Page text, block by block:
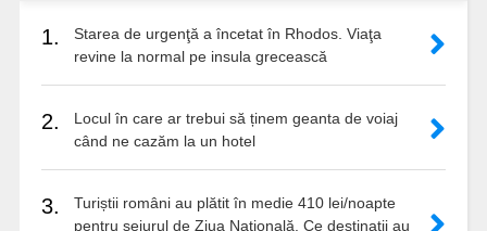
1.
Starea de urgenţă a încetat în Rhodos. Viaţa
revine la normal pe insula grecească
2.
Locul în care ar trebui să ținem geanta de voiaj
când ne cazăm la un hotel
3.
Turiștii români au plătit în medie 410 lei/noapte
pentru sejurul de Ziua Națională. Ce destinații au